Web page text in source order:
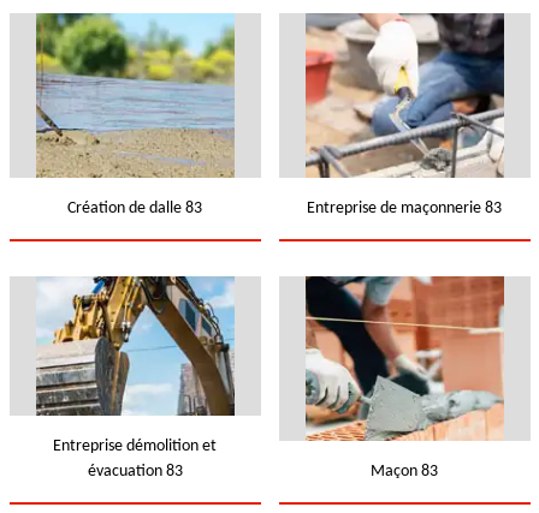
Création de dalle 83 Entreprise de maçonnerie 83
Entreprise démolition et
évacuation 83
Maçon 83